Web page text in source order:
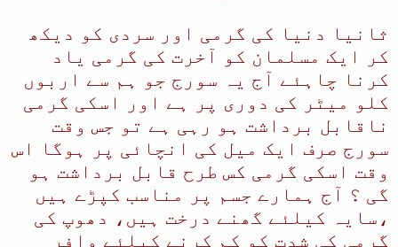
ثانیا دنیا کی گرمی اور سردی کو دیکھ
کر ایک مسلمان کو آخرت کی گرمی یاد
کرنا چاہئے آج یہ سورج جو ہم سے اربوں
کلو میٹر کی دوری پر ہے اور اسکی گرمی
ناقابل برداشت ہو رہی ہے تو جس وقت
سورج صرف ایک میل کی انچائی پر ہوگا اس
وقت اسکی گرمی کس طرح قابل برداشت ہو
گی ؟ آج ہمارے جسم پر مناسب کپڑے ہیں
،سایہ کیلئے گھنے درخت ہیں، دھوپ کی
گرمی کی شدت کو کم کرنے کیلئے وافر